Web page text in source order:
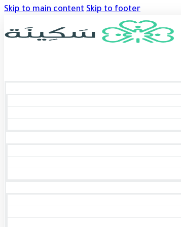
Skip to main content Skip to footer